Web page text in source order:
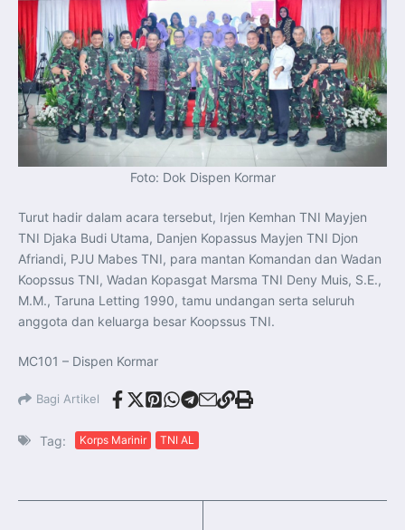
Foto: Dok Dispen Kormar
Turut hadir dalam acara tersebut, Irjen Kemhan TNI Mayjen
TNI Djaka Budi Utama, Danjen Kopassus Mayjen TNI Djon
Afriandi, PJU Mabes TNI, para mantan Komandan dan Wadan
Koopssus TNI, Wadan Kopasgat Marsma TNI Deny Muis, S.E.,
M.M., Taruna Letting 1990, tamu undangan serta seluruh
anggota dan keluarga besar Koopssus TNI.
MC101 – Dispen Kormar
Bagi Artikel
Tag: Korps Marinir TNI AL